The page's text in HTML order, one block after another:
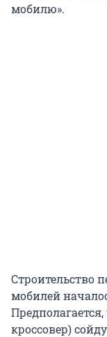
мобилю».
Строительство
мобилей
кроссовер)